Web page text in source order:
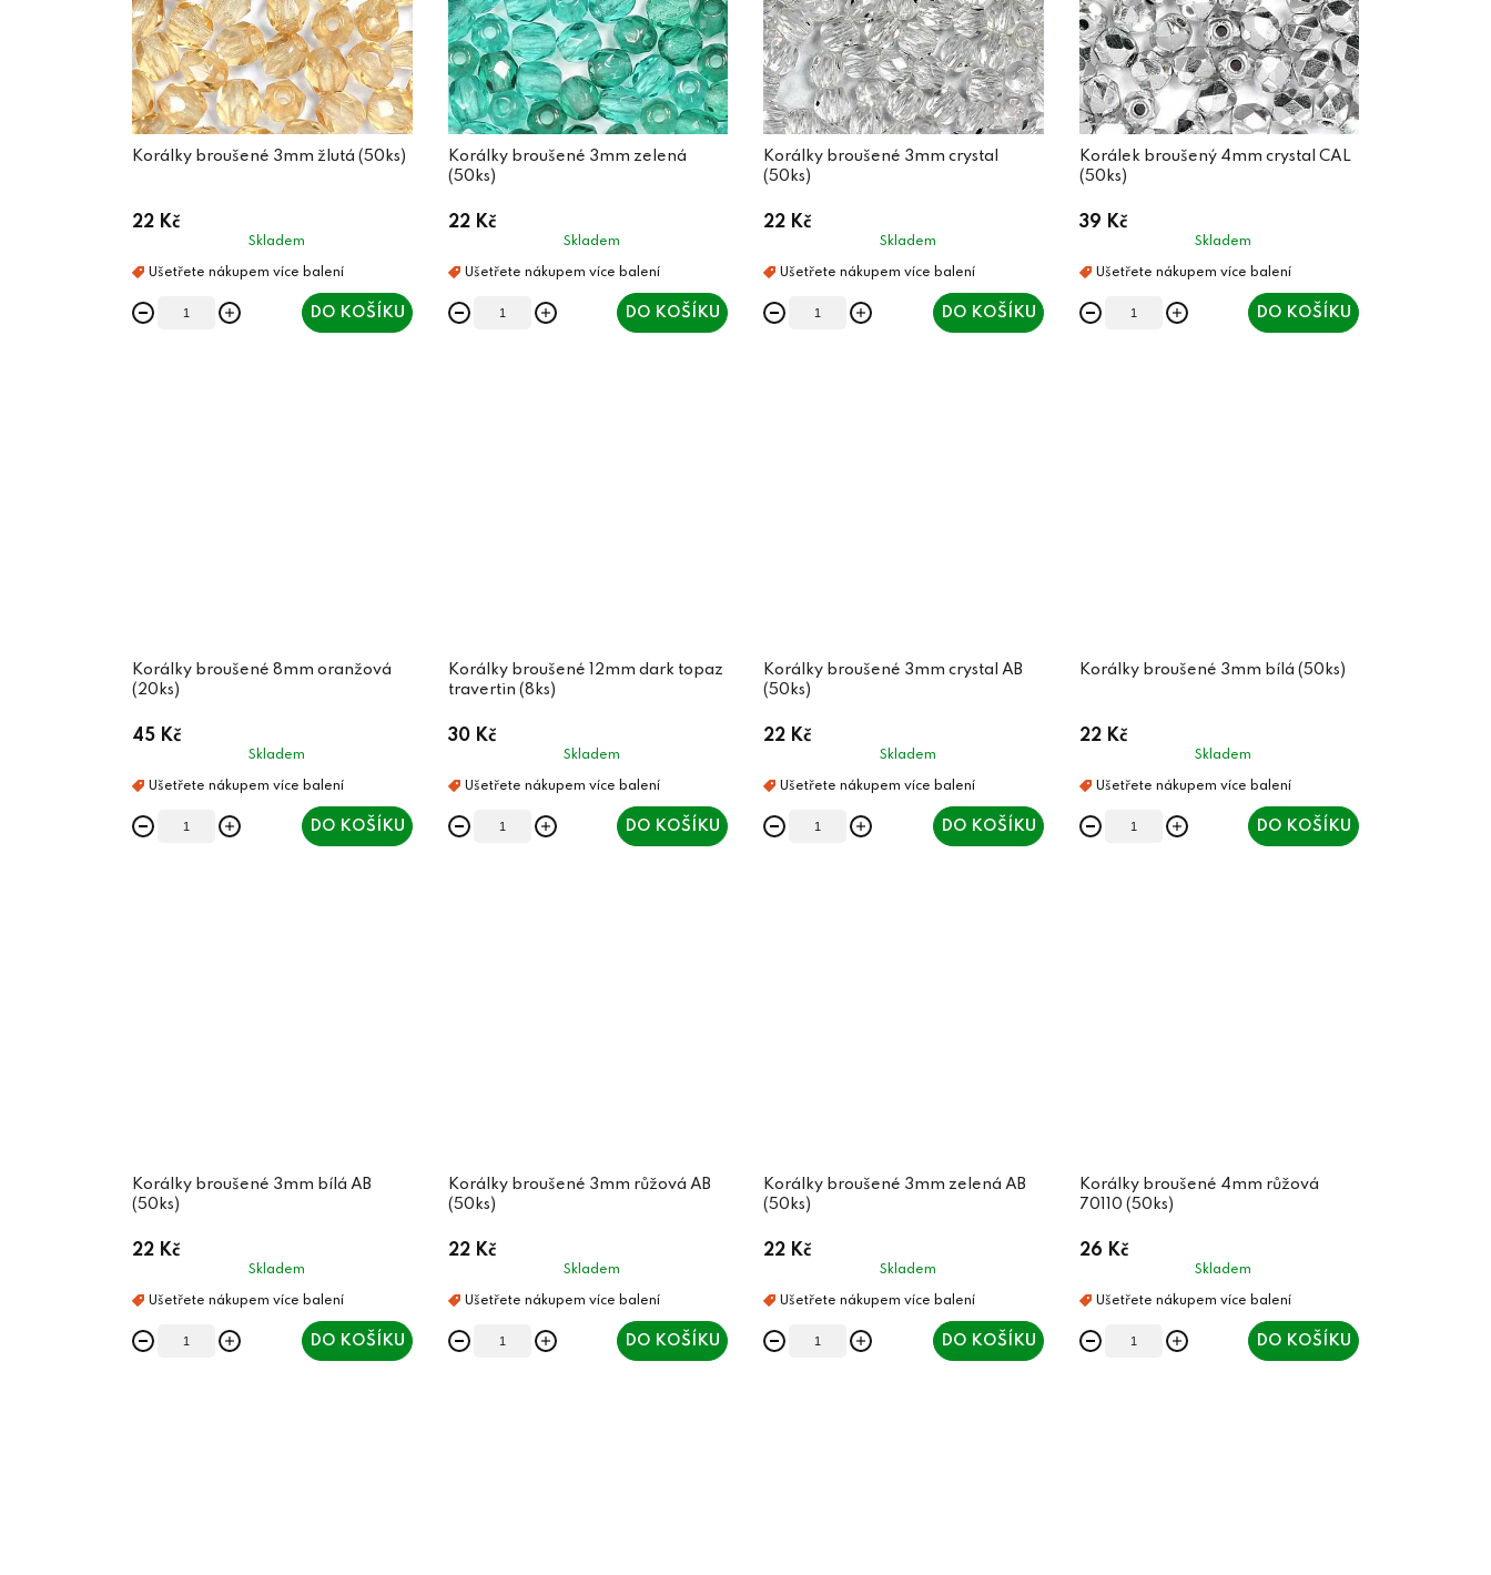
Korálky broušené 3mm žlutá (50ks)
22 Kč
Skladem
DO KOŠÍKU
Korálky broušené 3mm zelená
(50ks)
22 Kč
Skladem
DO KOŠÍKU
Korálky broušené 3mm crystal
(50ks)
22 Kč
Skladem
DO KOŠÍKU
Korálek broušený 4mm crystal CAL
(50ks)
39 Kč
Skladem
DO KOŠÍKU
Korálky broušené 8mm oranžová
(20ks)
45 Kč
Skladem
DO KOŠÍKU
Korálky broušené 12mm dark topaz
travertin (8ks)
30 Kč
Skladem
DO KOŠÍKU
Korálky broušené 3mm crystal AB
(50ks)
22 Kč
Skladem
DO KOŠÍKU
Korálky broušené 3mm bílá (50ks)
22 Kč
Skladem
DO KOŠÍKU
Korálky broušené 3mm bílá AB
(50ks)
22 Kč
Skladem
DO KOŠÍKU
Korálky broušené 3mm růžová AB
(50ks)
22 Kč
Skladem
DO KOŠÍKU
Korálky broušené 3mm zelená AB
(50ks)
22 Kč
Skladem
DO KOŠÍKU
Korálky broušené 4mm růžová
70110 (50ks)
26 Kč
Skladem
DO KOŠÍKU